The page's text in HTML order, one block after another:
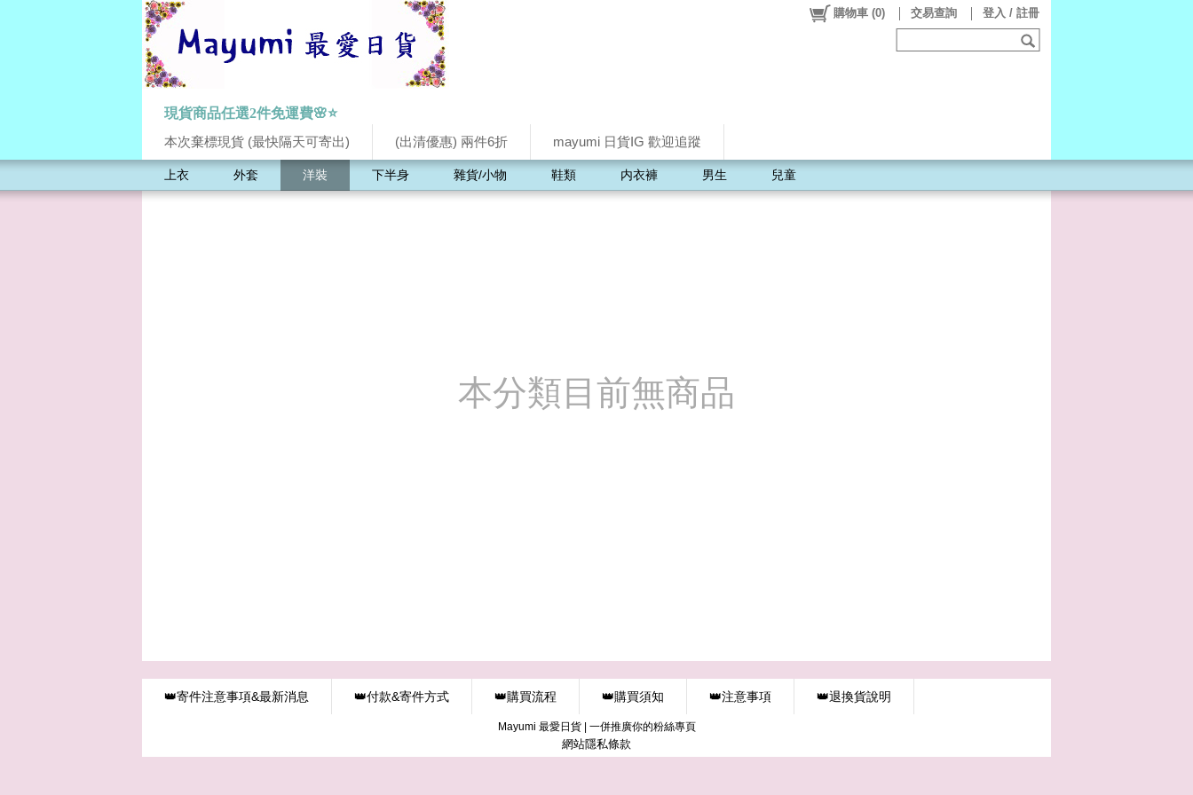
本次棄標現貨 (最快隔天可寄出) (出清優惠) 兩件6折 mayumi 日貨IG 歡迎追蹤
購物車 (0) 交易查詢 登入 / 註冊
現貨商品任選2件免運費🌸⭐
上衣 外套 洋裝 下半身 雜貨/小物 鞋類 内衣褲 男生 兒童
本分類目前無商品
👑寄件注意事項&最新消息 👑付款&寄件方式 👑購買流程 👑購買須知 👑注意事項 👑退換貨說明
Mayumi 最愛日貨| 一併推廣你的粉絲專頁
網站隱私條款